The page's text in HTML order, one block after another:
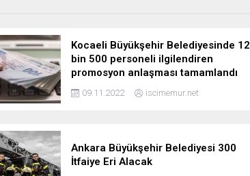
Kocaeli Büyükşehir Belediyesinde 12
bin 500 personeli ilgilendiren
promosyon anlaşması tamamlandı
09.11.2022 iscimemur.net
Ankara Büyükşehir Belediyesi 300
İtfaiye Eri Alacak